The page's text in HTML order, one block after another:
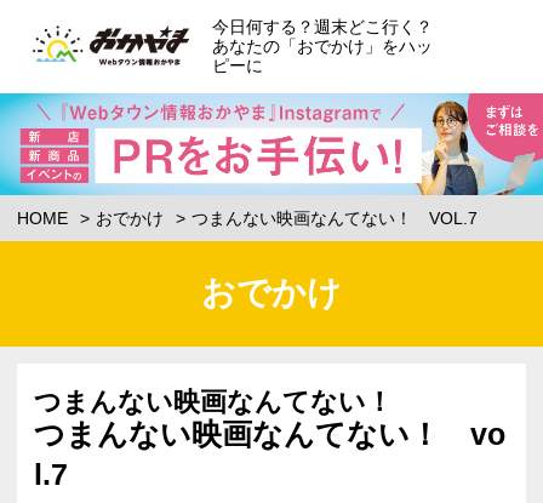
今日何する？週末どこ行く？
あなたの「おでかけ」をハッ
ピーに
HOME おでかけ つまんない映画なんてない！ VOL.7
おでかけ
つまんない映画なんてない！
つまんない映画なんてない！ vo
l.7